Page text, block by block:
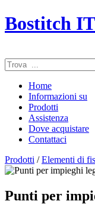
Bostitch IT
Home
Informazioni su
Prodotti
Assistenza
Dove acquistare
Contattaci
Prodotti /Elementi di
Punti per